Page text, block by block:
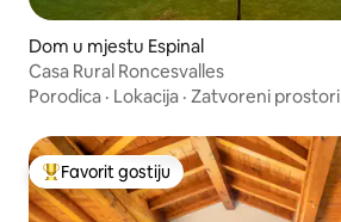
Dom u mjestu Espinal
Casa Rural Roncesvalles
Porodica · Lokacija · Zatvoreni prostori
Glavni favorit gostiju
Favorit gostiju